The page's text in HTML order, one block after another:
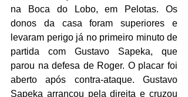
na Boca do Lobo, em Pelotas. Os
donos da casa foram superiores e
levaram perigo já no primeiro minuto de
partida com Gustavo Sapeka, que
parou na defesa de Roger. O placar foi
aberto após contra-ataque. Gustavo
Sapeka arrancou pela direita e cruzou